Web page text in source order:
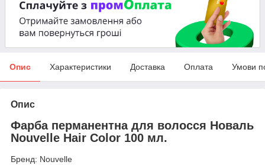
Опис Характеристики Доставка Оплата Умови
Опис
Фарба перманентна для волосся Новаль
Nouvelle Hair Color 100 мл.
Бренд: Nouvelle